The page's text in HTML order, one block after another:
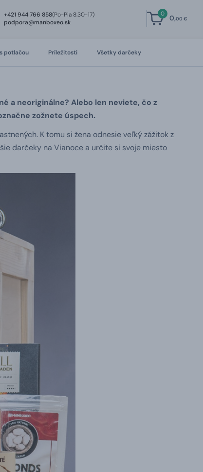
+421 944 766 858(Po-Pia 8:30-17)
podpora@manboxeo.sk
0 0,00 €
potlačou Príležitosti Všetky darčeky
a neoriginálne? Alebo len neviete, čo z
zožnete úspech.
K tomu si žena odnesie veľký zážitok z
darčeky na Vianoce a určite si svoje miesto